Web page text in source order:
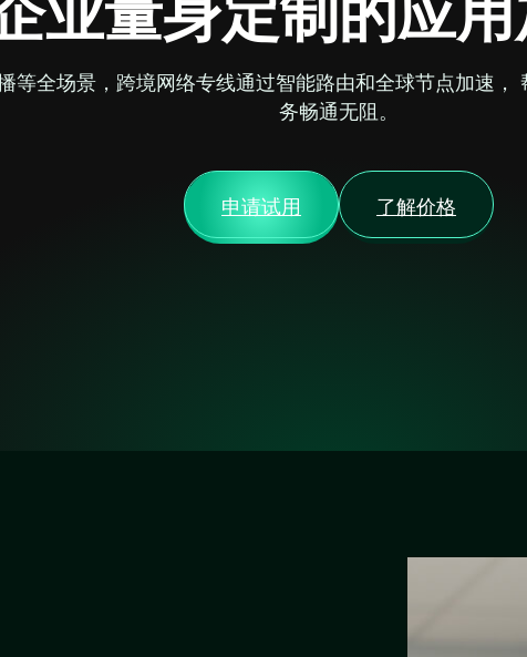
等全场景，跨境网络专线通过智能路由和全球节点加速
务畅通无阻。
申请试用 了解价格